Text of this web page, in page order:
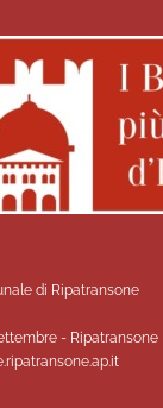
di Ripatransone
- Ripatransone